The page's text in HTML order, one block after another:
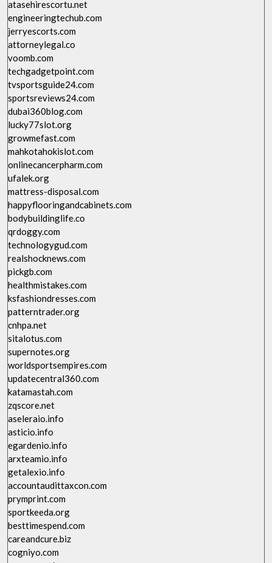
atasehirescortu.net
engineeringtechub.com
jerryescorts.com
attorneylegal.co
voomb.com
techgadgetpoint.com
tvsportsguide24.com
sportsreviews24.com
dubai360blog.com
lucky77slot.org
growmefast.com
mahkotahokislot.com
onlinecancerpharm.com
ufalek.org
mattress-disposal.com
happyflooringandcabinets.com
bodybuildinglife.co
qrdoggy.com
technologygud.com
realshocknews.com
pickgb.com
healthmistakes.com
ksfashiondresses.com
patterntrader.org
cnhpa.net
sitalotus.com
supernotes.org
worldsportsempires.com
updatecentral360.com
katamastah.com
zqscore.net
aseleraio.info
asticio.info
egardenio.info
arxteamio.info
getalexio.info
accountaudittaxcon.com
prymprint.com
sportkeeda.org
besttimespend.com
careandcure.biz
cogniyo.com